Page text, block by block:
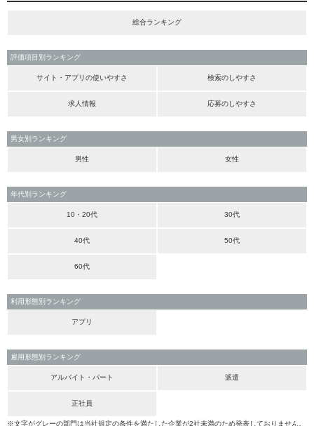
総合ランキング
評価項目別ランキング
サイト・アプリの使いやすさ 検索のしやすさ
求人情報 応募のしやすさ
男女別ランキング
男性 女性
年代別ランキング
10・20代 30代
40代 50代
60代
利用形態別ランキング
アプリ
雇用形態別ランキング
アルバイト・パート 派遣
正社員
※文字がグレーの部門は当社規定の条件を満たした企業が2社未満のため発表しておりません。